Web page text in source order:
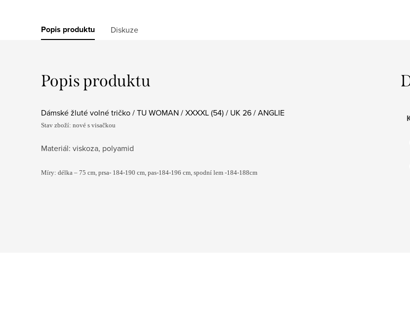
Popis produktu Diskuze
Popis produktu
Dámské žluté volné tričko / TU WOMAN / XXXXL (54) / UK 26 / ANGLIE
Stav zboží: nové s visačkou
Materiál: viskoza, polyamid
Míry: délka – 75 cm, prsa- 184-190 cm, pas-184-196 cm, spodní lem -184-188cm